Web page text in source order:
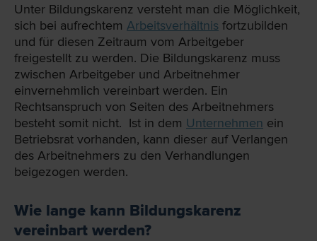
Unter Bildungskarenz versteht man die Möglichkeit,
sich bei aufrechtem Arbeitsverhältnis fortzubilden
und für diesen Zeitraum vom Arbeitgeber
freigestellt zu werden. Die Bildungskarenz muss
zwischen Arbeitgeber und Arbeitnehmer
einvernehmlich vereinbart werden. Ein
Rechtsanspruch von Seiten des Arbeitnehmers
besteht somit nicht. Ist in dem Unternehmen ein
Betriebsrat vorhanden, kann dieser auf Verlangen
des Arbeitnehmers zu den Verhandlungen
beigezogen werden.
Wie lange kann Bildungskarenz
vereinbart werden?